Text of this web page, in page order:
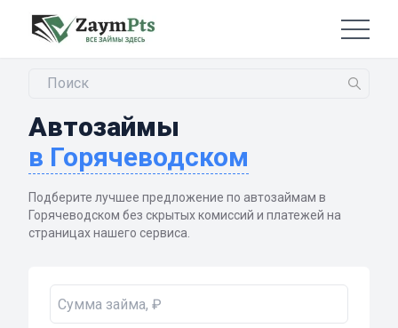
Автозаймы
в Горячеводском
Подберите лучшее предложение по автозаймам в
Горячеводском без скрытых комиссий и платежей на
страницах нашего сервиса.